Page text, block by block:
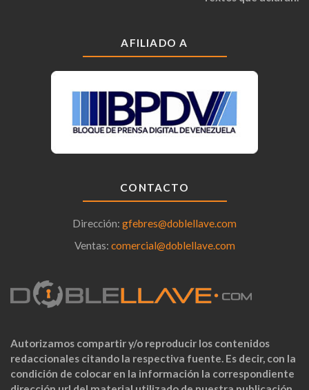
AFILIADO A
CONTACTO
Dirección: gfebres@doblellave.com
Ventas: comercial@doblellave.com
Autorizamos compartir y/o reproducir los contenidos
redaccionales citando la respectiva fuente. Es decir, con la
condición de colocar en la información la correspondiente